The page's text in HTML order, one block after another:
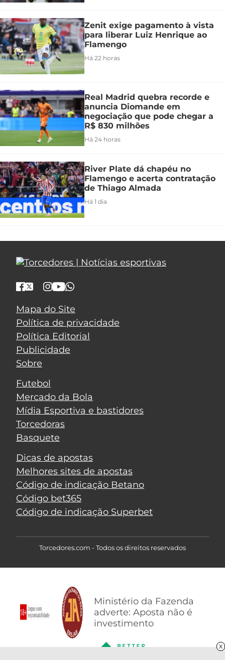
X
Zenit exige pagamento à vista
para liberar Luiz Henrique ao
Flamengo
Há 22 horas
Real Madrid quebra recorde e
anuncia Diomande em
negociação que pode chegar a
R$ 830 milhões
Há 24 horas
River Plate dá chapéu no
Flamengo e acerta contratação
de Thiago Almada
Há 1 dia
Mapa do Site
Política de privacidade
Política Editorial
Publicidade
Sobre
Futebol
Mercado da Bola
Mídia Esportiva e bastidores
Torcedoras
Basquete
Dicas de apostas
Melhores sites de apostas
Código de indicação Betano
Código bet365
Código de indicação Superbet
Torcedores.com - Todos os direitos reservados
Ministério da Fazenda
adverte: Aposta não é
investimento